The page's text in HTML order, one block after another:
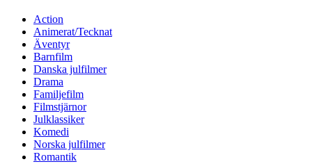
Action
Animerat/Tecknat
Äventyr
Barnfilm
Danska julfilmer
Drama
Familjefilm
Filmstjärnor
Julklassiker
Komedi
Norska julfilmer
Romantik